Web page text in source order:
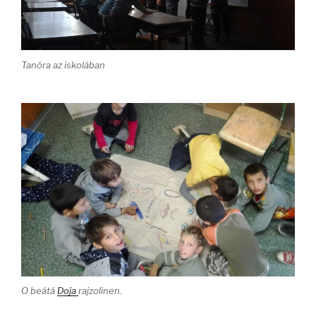
Tanóra az iskolában
O beátá Dojarajzolinen.